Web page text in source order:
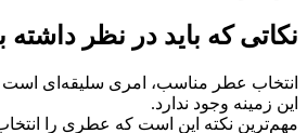
نکاتی که باید در نظر داشته
انتخاب عطر مناسب، امری سلیقه‌ای است
این زمینه وجود ندارد.
مهم‌ترین نکته این است که عطری را